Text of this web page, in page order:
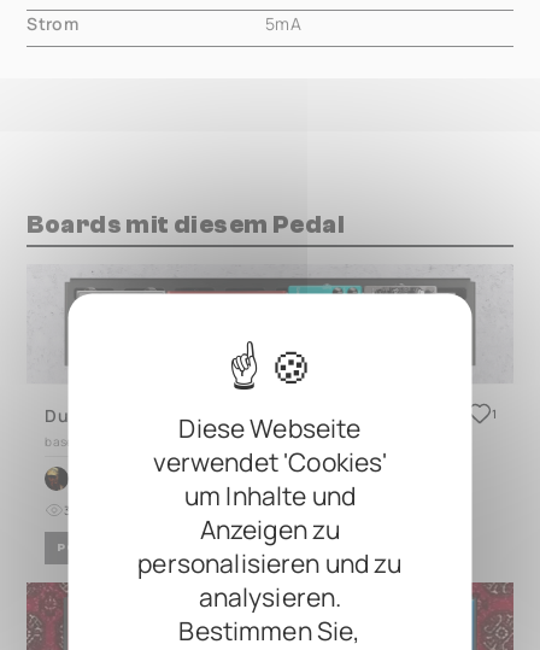
Diese Webseite
verwendet 'Cookies'
um Inhalte und
Anzeigen zu
personalisieren und zu
analysieren.
Bestimmen Sie,
Strom
5mA
Boards mit diesem Pedal
Duo 2.2 Bass Pedalboard
based on
Michael Mallari
32 vor 22 Tagen
POP
1